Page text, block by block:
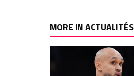
MORE IN ACTUALITÉS